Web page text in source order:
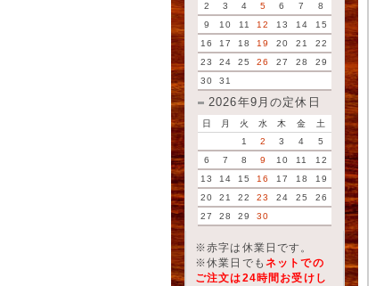
2
3 4 5 6 7
8
9
10 11 12 13 14
15
16
17 18 19 20 21
22
23
24 25 26 27 28
29
30
31
2026年9月の定休日
日 月 火 水 木 金
土
1
2 3 4
5
6
7 8 9 10 11
12
13
14 15 16 17 18
19
20
21 22 23 24 25
26
27
28 29 30
※赤字は休業日です。
※休業日でも ネットでの
ご注文は24時間お受けし